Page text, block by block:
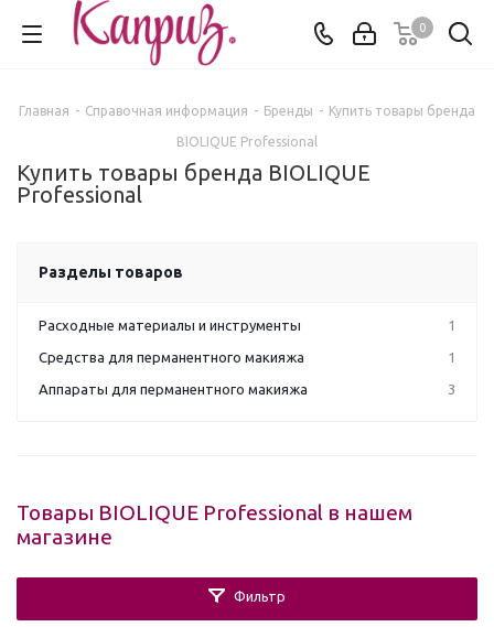
0
Главная - Справочная информация - Бренды - Купить товары бренда
BIOLIQUE Professional
Купить товары бренда BIOLIQUE
Professional
Разделы товаров
Расходные материалы и инструменты 1
Средства для перманентного макияжа 1
Аппараты для перманентного макияжа 3
Товары BIOLIQUE Professional в нашем
магазине
Фильтр